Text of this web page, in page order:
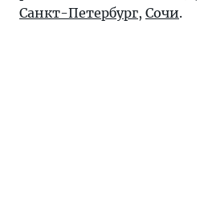
Санкт-Петербург, Сочи.